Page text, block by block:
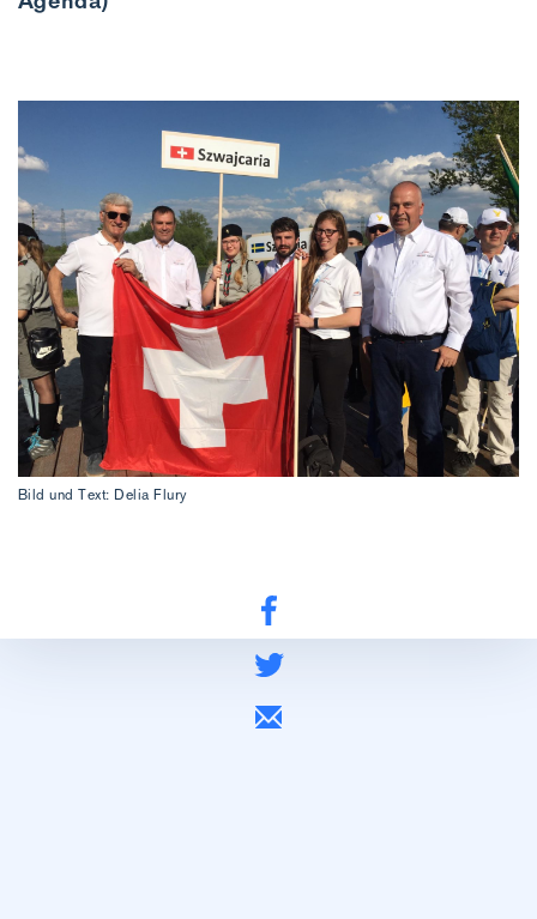
Bild und Text: Delia Flury